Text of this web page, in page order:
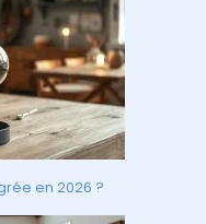
en 2026 ?